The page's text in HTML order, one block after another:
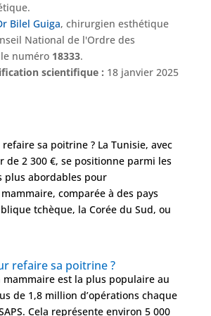
Bilel Guiga, chirurgien esthétique
National de l'Ordre des
numéro 18333.
scientifique : 18 janvier 2025
sa poitrine ? La Tunisie, avec
de 2 300 €, se positionne parmi les
plus abordables pour
comparée à des pays
tchèque, la Corée du Sud, ou
refaire sa poitrine ?
mammaire est la plus populaire au
de 1,8 million d’opérations chaque
Cela représente environ 5 000